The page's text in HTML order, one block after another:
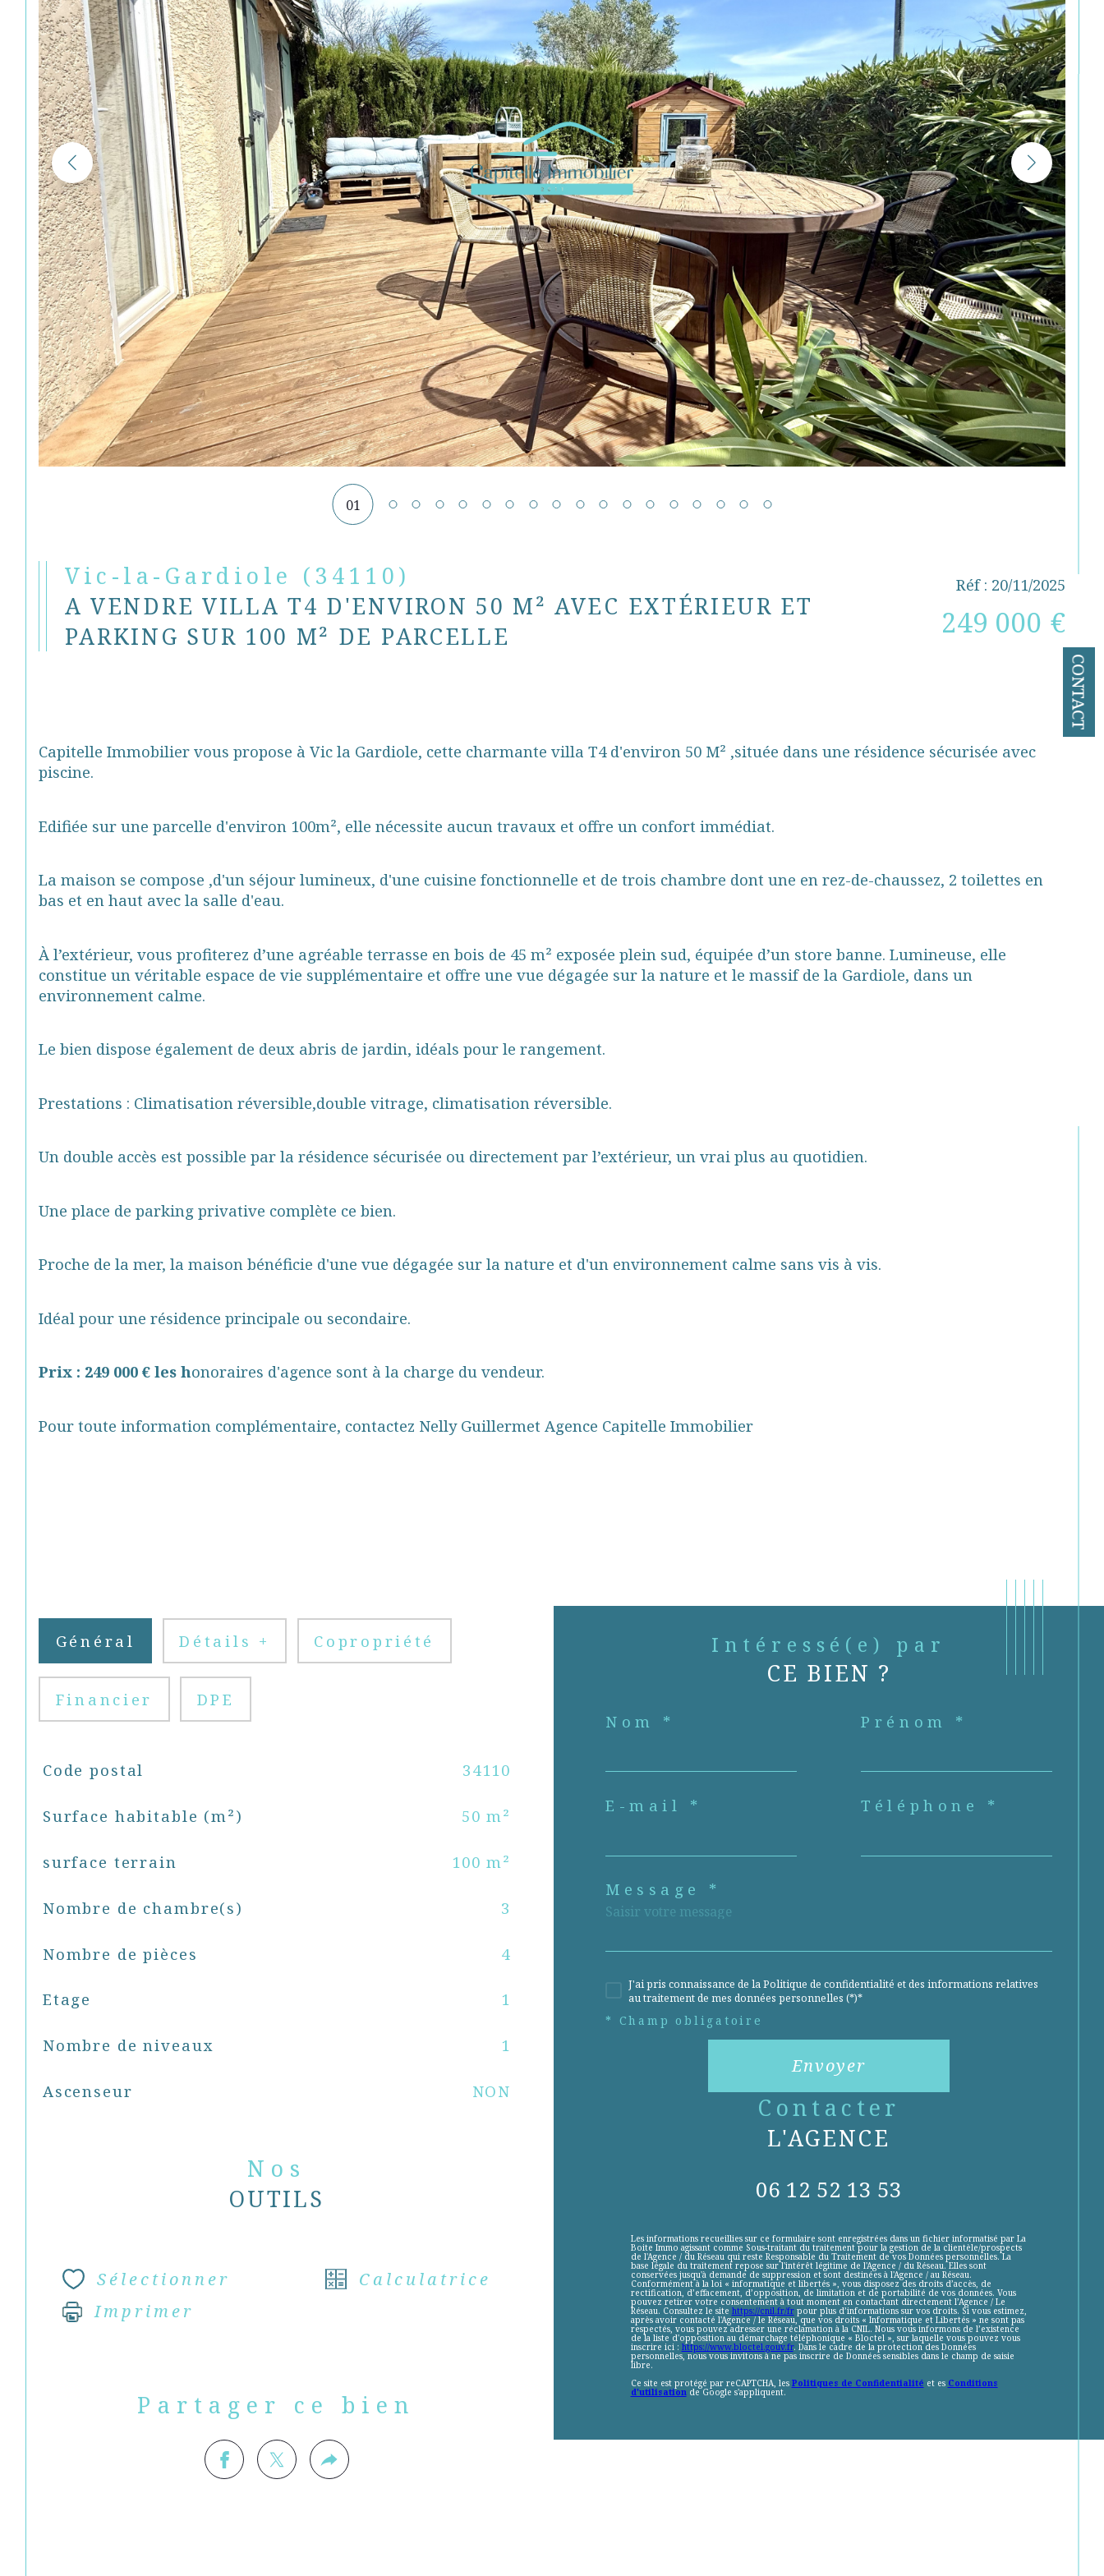
CONTACT
01
Vic-la-Gardiole (34110)
A VENDRE VILLA T4 D'ENVIRON 50 M² AVEC EXTÉRIEUR ET
PARKING SUR 100 M² DE PARCELLE
Réf : 20/11/2025
249 000 €
Capitelle Immobilier vous propose à Vic la Gardiole, cette charmante villa T4 d'environ 50 M² ,située dans une résidence sécurisée avec
piscine.
Edifiée sur une parcelle d'environ 100m², elle nécessite aucun travaux et offre un confort immédiat.
La maison se compose ,d'un séjour lumineux, d'une cuisine fonctionnelle et de trois chambre dont une en rez-de-chaussez, 2 toilettes en
bas et en haut avec la salle d'eau.
À l’extérieur, vous profiterez d’une agréable terrasse en bois de 45 m² exposée plein sud, équipée d’un store banne. Lumineuse, elle
constitue un véritable espace de vie supplémentaire et offre une vue dégagée sur la nature et le massif de la Gardiole, dans un
environnement calme.
Le bien dispose également de deux abris de jardin, idéals pour le rangement.
Prestations : Climatisation réversible,double vitrage, climatisation réversible.
Un double accès est possible par la résidence sécurisée ou directement par l’extérieur, un vrai plus au quotidien.
Une place de parking privative complète ce bien.
Proche de la mer, la maison bénéficie d'une vue dégagée sur la nature et d'un environnement calme sans vis à vis.
Idéal pour une résidence principale ou secondaire.
Prix : 249 000 € les honoraires d'agence sont à la charge du vendeur.
Pour toute information complémentaire, contactez Nelly Guillermet Agence Capitelle Immobilier
Général Détails + Copropriété
Financier DPE
TRAD_SIROCCO_Caracteristique
Code postal 34110
Surface habitable (m²) 50 m²
surface terrain 100 m²
Nombre de chambre(s) 3
Nombre de pièces 4
Etage 1
Nombre de niveaux 1
Ascenseur NON
Nos
OUTILS
Sélectionner
Calculatrice
Imprimer
Partager ce bien
Intéressé(e) par
CE BIEN ?
Nom * Prénom *
E-mail * Téléphone *
Message *
J'ai pris connaissance de la Politique de confidentialité et des informations relatives
au traitement de mes données personnelles (*)*
* Champ obligatoire
Envoyer
contacter
L'AGENCE
06 12 52 13 53
Les informations recueillies sur ce formulaire sont enregistrées dans un fichier informatisé par La
Boite Immo agissant comme Sous-traitant du traitement pour la gestion de la clientèle/prospects
de l'Agence / du Réseau qui reste Responsable du Traitement de vos Données personnelles. La
base légale du traitement repose sur l'intérêt légitime de l'Agence / du Réseau. Elles sont
conservées jusqu'à demande de suppression et sont destinées à l'Agence / au Réseau.
Conformément à la loi « informatique et libertés », vous disposez des droits d’accès, de
rectification, d’effacement, d’opposition, de limitation et de portabilité de vos données. Vous
pouvez retirer votre consentement à tout moment en contactant directement l’Agence / Le
Réseau. Consultez le site https://cnil.fr/frpour plus d’informations sur vos droits. Si vous estimez,
après avoir contacté l'Agence / le Réseau, que vos droits « Informatique et Libertés » ne sont pas
respectés, vous pouvez adresser une réclamation à la CNIL. Nous vous informons de l’existence
de la liste d'opposition au démarchage téléphonique « Bloctel », sur laquelle vous pouvez vous
inscrire ici : https://www.bloctel.gouv.fr. Dans le cadre de la protection des Données
personnelles, nous vous invitons à ne pas inscrire de Données sensibles dans le champ de saisie
libre.
Ce site est protégé par reCAPTCHA, les Politiques de Confidentialité et es Conditions
d'utilisationde Google s'appliquent.